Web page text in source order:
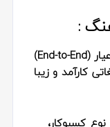
:
واحد تابلوسازی فرهنگ به صورت تمام‌عیار (End-to-End)
کارآمد و زیبا
کسبوکار،